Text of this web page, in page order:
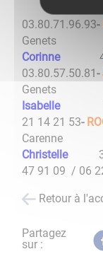
9 rue de la
03.80.71.96.93-
Genets Tél
Corinne
44,
03.80.57.50.81-
Genets Tél
Isabelle
21 14 21 53-
Carenne
Christelle
47 91 09 / 06
Retour à
Partagez
sur :